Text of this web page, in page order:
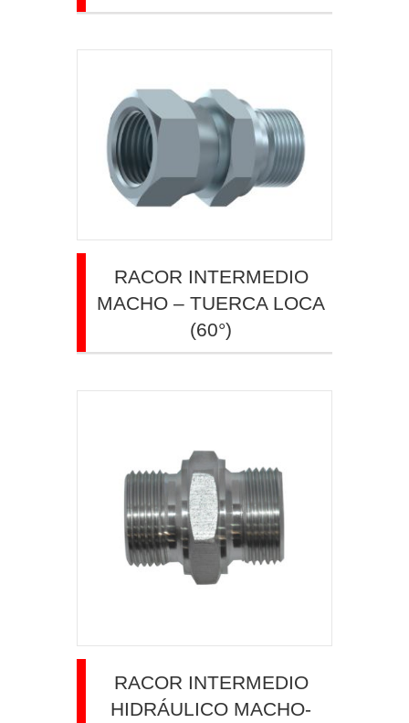
RACOR INTERMEDIO
MACHO – TUERCA LOCA
(60°)
RACOR INTERMEDIO
HIDRÁULICO MACHO-